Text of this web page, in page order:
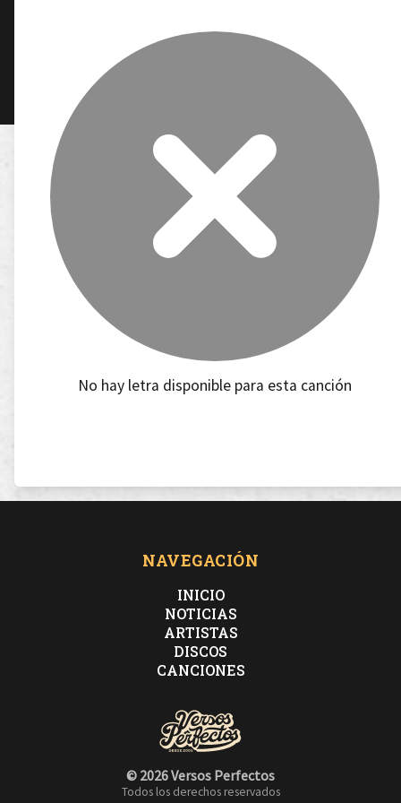
No hay letra disponible para esta canción
NAVEGACIÓN
INICIO
NOTICIAS
ARTISTAS
DISCOS
CANCIONES
© 2026 Versos Perfectos
Todos los derechos reservados